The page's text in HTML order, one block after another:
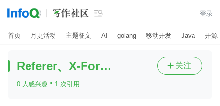
 登录
首页 月更活动 主题征文 AI golang 移动开发 Java 开源
Referer、X-Forwarde
0 人感兴趣 · 1 次引用
 关注